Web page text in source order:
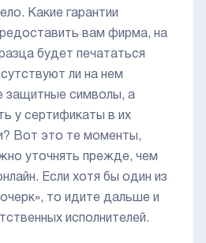
Какие гарантии
вам фирма, на
будет печататься
ли на нем
защитные символы, а
у сертификаты в их
Вот это те моменты,
уточнять прежде, чем
Если хотя бы один из
то идите дальше и
исполнителей.